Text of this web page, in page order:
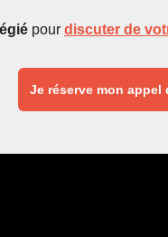
pour discuter de
Je réserve mon appel